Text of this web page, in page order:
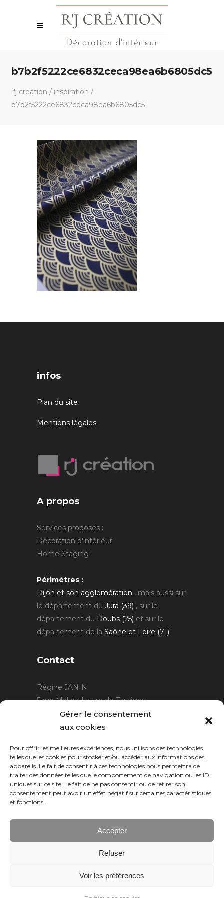
Gérer le consentement
aux cookies
Pour offrir les meilleures expériences, nous utilisons des technologies
telles que les cookies pour stocker et/ou accéder aux informations des
appareils. Le fait de consentir à ces technologies nous permettra de
traiter des données telles que le comportement de navigation ou les ID
uniques sur ce site. Le fait de ne pas consentir ou de retirer son
consentement peut avoir un effet négatif sur certaines caractéristiques
et fonctions.
Accepter
Refuser
Voir les préférences
b7b2f5222ce6832ceca98ea6b6805dc5
r'j creation / inspiration /
b7b2f5222ce6832ceca98ea6b6805dc5
infos
Plan du site
Mentions légales
A propos
Services proposés :
Décoration d'intérieur
Home Staging
Périmètres :
Dijon et son agglomération , mais aussi sur
le département du Jura (39) , sur le
département du Doubs (25) et sur le
département de la Saône et Loire (71).
Contact
Régine JANIN
5 rue Mal de Lattre de Tassigny
21220 Gevrey Chambertin
06 15 15 80 29
Horaires :sur rendez-vous.